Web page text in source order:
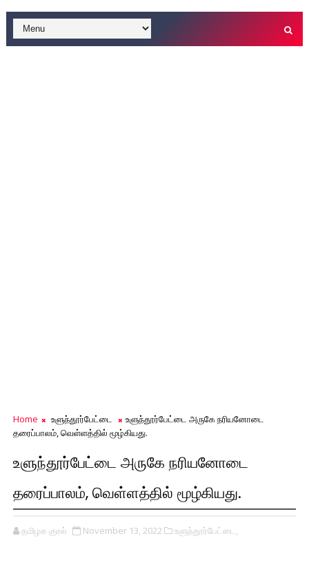
Home உளுந்தூர்பேட்டை
உளுந்தூர்பேட்டை அருகே நரியனோடை
தரைப்பாலம், வெள்ளத்தில் மூழ்கியது.
உளுந்தூர்பேட்டை அருகே நரியனோடை
தரைப்பாலம், வெள்ளத்தில் மூழ்கியது.
தமிழக குரல் November 13, 2022 உளுந்தூர்பேட்டை,